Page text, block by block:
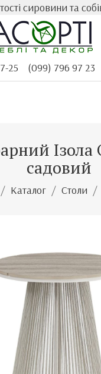
та
25
(099) 796 97 23
Ізола
садовий
Каталог Столи